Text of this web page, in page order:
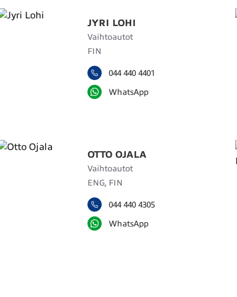
JYRI LOHI
Vaihtoautot
FIN
044 440 4401
WhatsApp
OTTO OJALA
Vaihtoautot
ENG, FIN
044 440 4305
WhatsApp